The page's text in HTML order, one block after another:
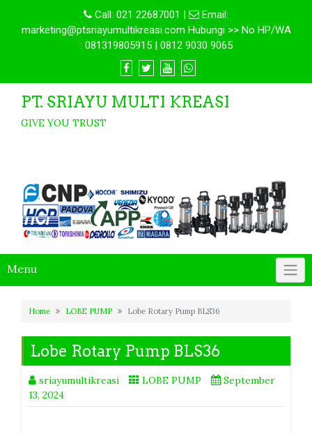
Call: 021 22687001 |
Email:
marketing@ptsriayumultikreasi.com Hubungi >> No HP/WA
: 081319805915 | 0812 9030 9065
PT. SRIAYU MULTI KREASI
GIVE YOU TRUST
Menu
Home LOBE PUMP Lobe Rotary Pump BLS36
Lobe Rotary Pump BLS36
sriayumultikreasi LOBE PUMP
September
13, 2024